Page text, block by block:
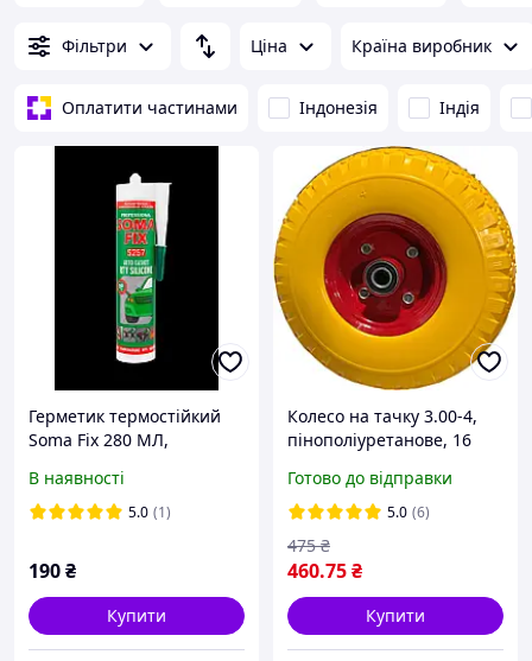
Фільтри Ціна Країна виробник
Оплатити частинами Індонезія Індія
Герметик термостійкий
Soma Fix 280 МЛ,
В наявності
5.0 (1)
190₴
Купити
Колесо на тачку 3.00-4,
пінополіуретанове, 16
Готово до відправки
5.0 (6)
460.75₴
475 ₴
Купити